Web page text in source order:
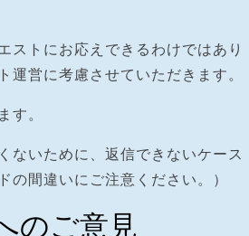
ストにお応えできるわけではあり
運営に考慮させていただきます。
す。
ないために、返信できないケース
の間違いにご注意ください。）